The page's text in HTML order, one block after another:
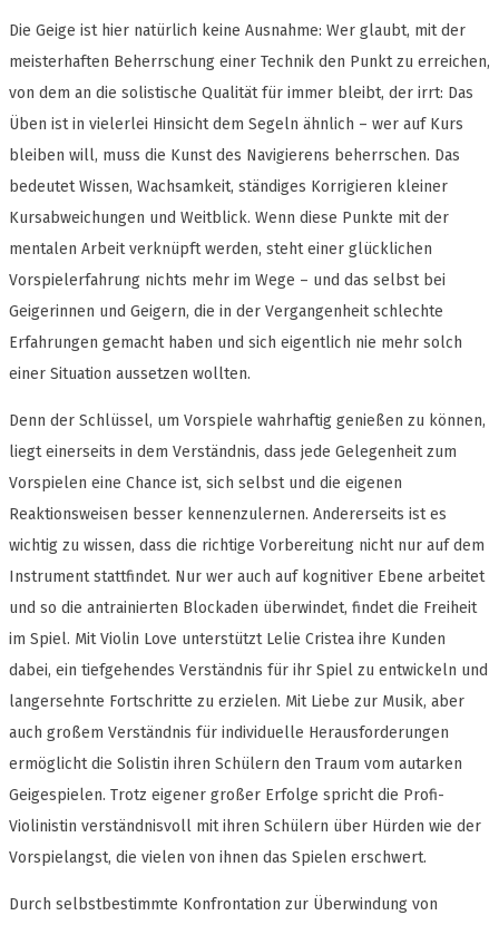
Die Geige ist hier natürlich keine Ausnahme: Wer glaubt, mit der
meisterhaften Beherrschung einer Technik den Punkt zu erreichen,
von dem an die solistische Qualität für immer bleibt, der irrt: Das
Üben ist in vielerlei Hinsicht dem Segeln ähnlich – wer auf Kurs
bleiben will, muss die Kunst des Navigierens beherrschen. Das
bedeutet Wissen, Wachsamkeit, ständiges Korrigieren kleiner
Kursabweichungen und Weitblick. Wenn diese Punkte mit der
mentalen Arbeit verknüpft werden, steht einer glücklichen
Vorspielerfahrung nichts mehr im Wege – und das selbst bei
Geigerinnen und Geigern, die in der Vergangenheit schlechte
Erfahrungen gemacht haben und sich eigentlich nie mehr solch
einer Situation aussetzen wollten.
Denn der Schlüssel, um Vorspiele wahrhaftig genießen zu können,
liegt einerseits in dem Verständnis, dass jede Gelegenheit zum
Vorspielen eine Chance ist, sich selbst und die eigenen
Reaktionsweisen besser kennenzulernen. Andererseits ist es
wichtig zu wissen, dass die richtige Vorbereitung nicht nur auf dem
Instrument stattfindet. Nur wer auch auf kognitiver Ebene arbeitet
und so die antrainierten Blockaden überwindet, findet die Freiheit
im Spiel. Mit Violin Love unterstützt Lelie Cristea ihre Kunden
dabei, ein tiefgehendes Verständnis für ihr Spiel zu entwickeln und
langersehnte Fortschritte zu erzielen. Mit Liebe zur Musik, aber
auch großem Verständnis für individuelle Herausforderungen
ermöglicht die Solistin ihren Schülern den Traum vom autarken
Geigespielen. Trotz eigener großer Erfolge spricht die Profi-
Violinistin verständnisvoll mit ihren Schülern über Hürden wie der
Vorspielangst, die vielen von ihnen das Spielen erschwert.
Durch selbstbestimmte Konfrontation zur Überwindung von